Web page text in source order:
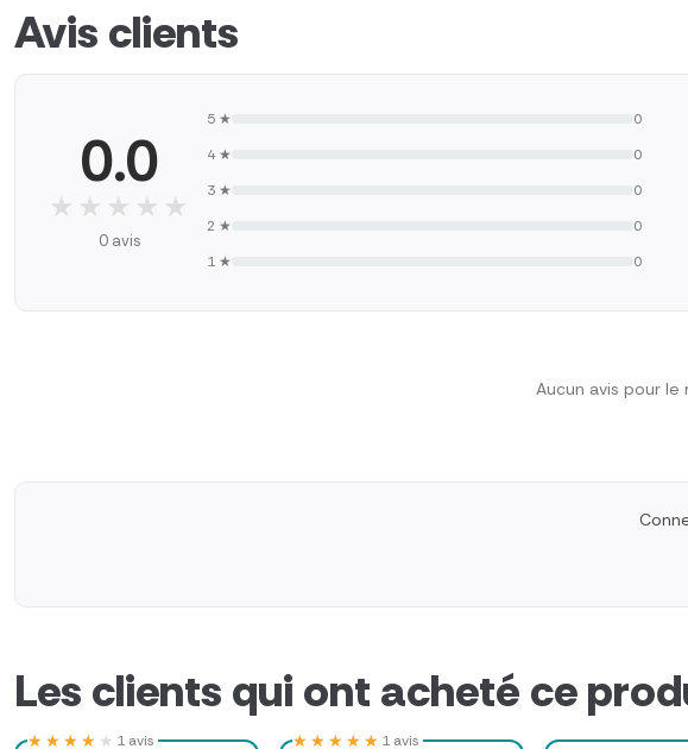
Avis clients
0.0
★★★★★
★★★★★
0 avis
5 ★
0
4 ★
0
3 ★
0
2 ★
0
1 ★
0
Aucun avis pour
Les clients qui ont acheté ce
★★★★★
★★★★★ 1 avis ★★★★★
★★★★★ 1 avis